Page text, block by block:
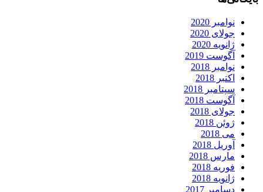
نوامبر 2020
جولای 2020
ژانویه 2020
آگوست 2019
نوامبر 2018
اکتبر 2018
سپتامبر 2018
آگوست 2018
جولای 2018
ژوئن 2018
می 2018
آوریل 2018
مارس 2018
فوریه 2018
ژانویه 2018
دسامبر 2017